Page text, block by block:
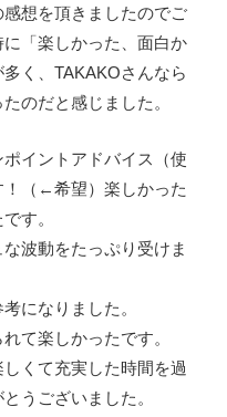
想を頂きましたのでご
「楽しかった、面白か
く、TAKAKOさんなら
のだと感じました。
イントアドバイス（使
！（←希望）楽しかった
す。
波動をたっぷり受けま
になりました。
て楽しかったです。
くて充実した時間を過
うございました。